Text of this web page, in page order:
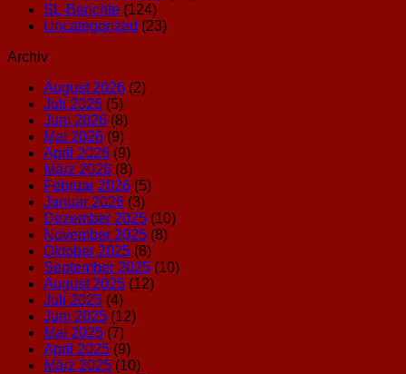
SL-Berichte (124)
Uncategorized (23)
Archiv
August 2026 (2)
Juli 2026 (5)
Juni 2026 (8)
Mai 2026 (9)
April 2026 (9)
März 2026 (8)
Februar 2026 (5)
Januar 2026 (3)
Dezember 2025 (10)
November 2025 (8)
Oktober 2025 (8)
September 2025 (10)
August 2025 (12)
Juli 2025 (4)
Juni 2025 (12)
Mai 2025 (7)
April 2025 (9)
März 2025 (10)